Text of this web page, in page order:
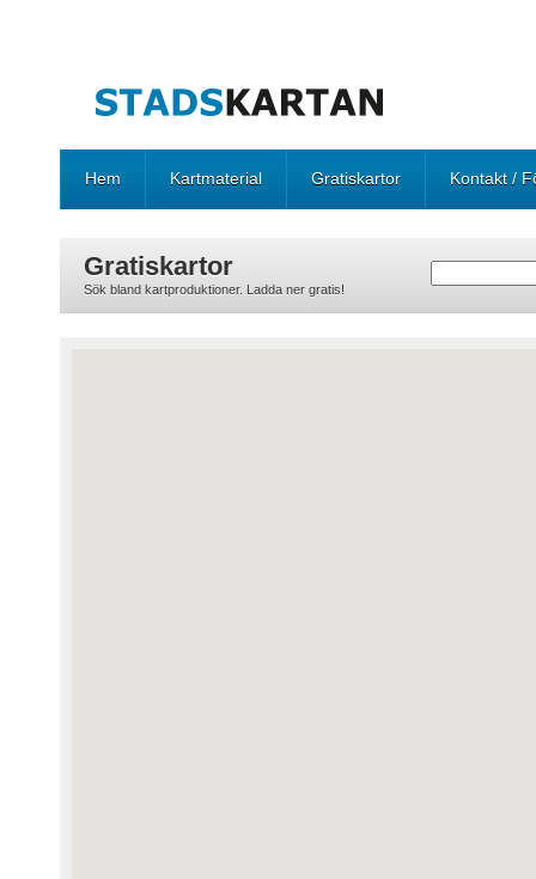
Hem Kartmaterial Gratiskartor Kontakt /
Gratiskartor
Sök bland kartproduktioner. Ladda ner gratis!